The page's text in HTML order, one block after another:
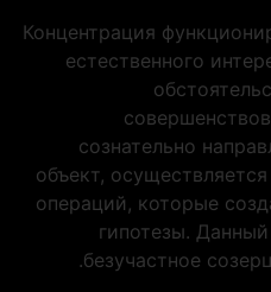
Концентрация
естественного
сознательно
объект,
операций, которые
гипотезы.
безучастное